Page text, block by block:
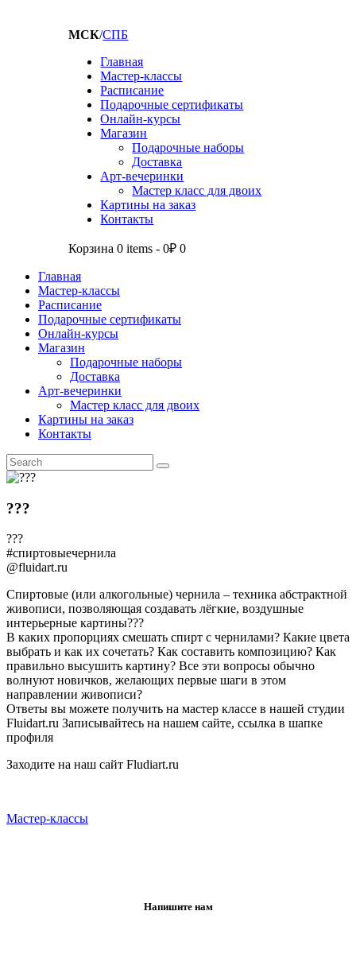
МСК/СПБ
Главная
Мастер-классы
Расписание
Подарочные сертификаты
Онлайн-курсы
Магазин
Подарочные наборы
Доставка
Арт-вечеринки
Мастер класс для двоих
Картины на заказ
Контакты
Корзина 0 items -0₽ 0
Главная
Мастер-классы
Расписание
Подарочные сертификаты
Онлайн-курсы
Магазин
Подарочные наборы
Доставка
Арт-вечеринки
Мастер класс для двоих
Картины на заказ
Контакты
???
???
#спиртовыечернила
@fluidart.ru
Спиртовые (или алкогольные) чернила – техника абстрактной
живописи, позволяющая создавать лёгкие, воздушные
интерьерные картины??‍?
В каких пропорциях смешать спирт с чернилами? Какие цвета
выбрать и как их сочетать? Как составить композицию? Как
правильно высушить картину? Все эти вопросы обычно
волнуют новичков, желающих первые шаги в этом
направлении живописи?
Ответы вы можете получить на мастер классе в нашей студии
Fluidart.ru Записывайтесь на нашем сайте, ссылка в шапке
профиля
Заходите на наш сайт Fludiart.ru
Мастер-классы
Напишите нам